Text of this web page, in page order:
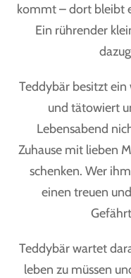
kommt – dort bleibt
Ein rührender
Teddybär besitzt ein
und tätowiert
Lebensabend
Zuhause mit lieben
schenken. Wer
einen treuen
Teddybär wartet
leben zu müssen